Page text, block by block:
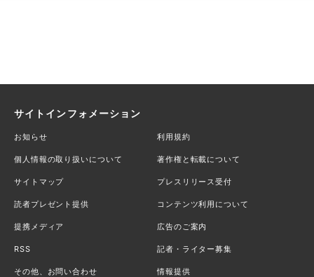
サイトインフォメーション
お知らせ 利用規約
個人情報の取り扱いについて 著作権と転載について
サイトマップ プレスリリース受付
読者プレゼント提供 コンテンツ利用について
提携メディア 広告のご案内
RSS 記者・ライター募集
その他、お問い合わせ 情報提供